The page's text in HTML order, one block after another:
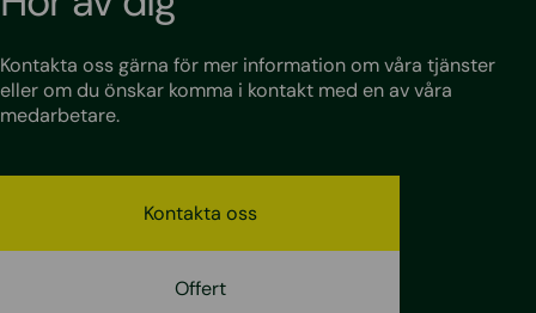
Kontakta oss gärna för mer information om våra tjänster
eller om du önskar komma i kontakt med en av våra
medarbetare.
Kontakta oss
Offert